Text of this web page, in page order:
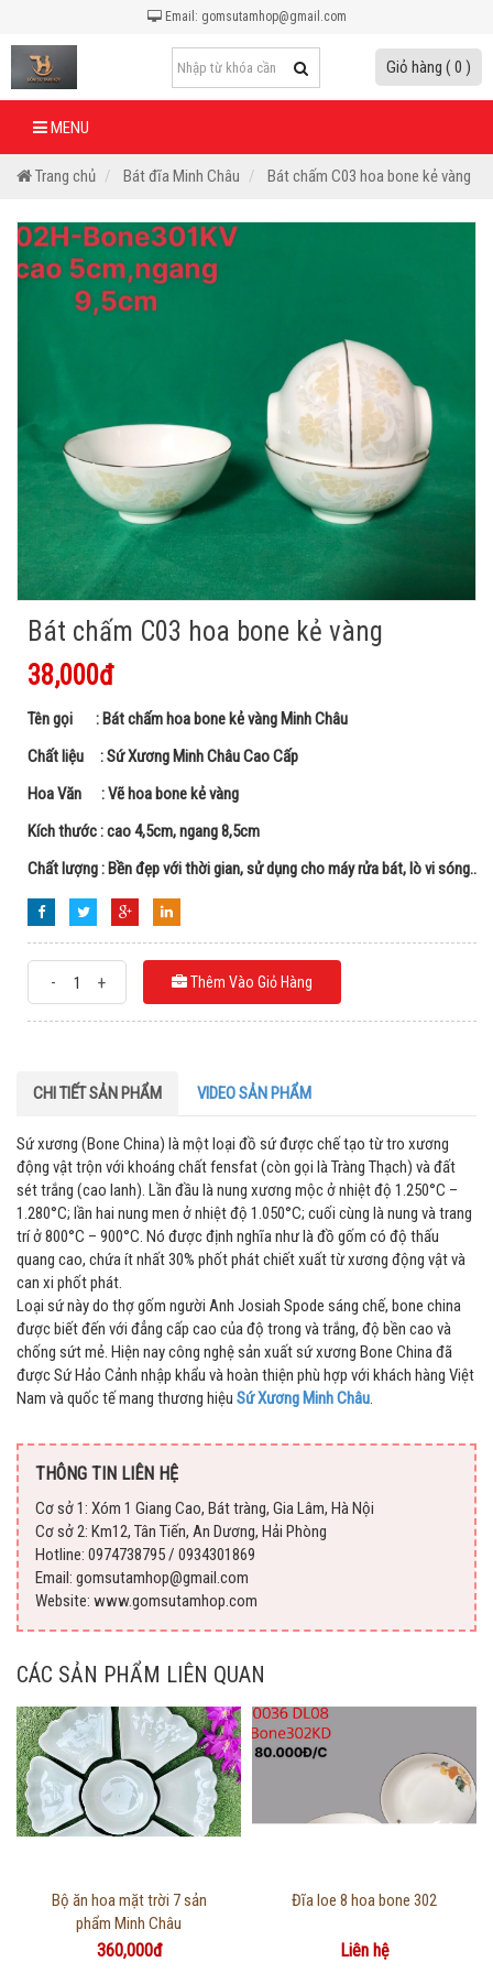
Email: gomsutamhop@gmail.com
Giỏ hàng ( 0 )
MENU
Trang chủ Bát đĩa Minh Châu Bát chấm C03 hoa bone kẻ vàng
Bát chấm C03 hoa bone kẻ vàng
38,000đ
Tên gọi : Bát chấm hoa bone kẻ vàng Minh Châu
Chất liệu : Sứ Xương Minh Châu Cao Cấp
Hoa Văn : Vẽ hoa bone kẻ vàng
Kích thước : cao 4,5cm, ngang 8,5cm
Chất lượng : Bền đẹp với thời gian, sử dụng cho máy rửa bát, lò vi sóng..
- + Thêm Vào Giỏ Hàng
CHI TIẾT SẢN PHẨM VIDEO SẢN PHẨM
Sứ xương (Bone China) là một loại đồ sứ được chế tạo từ tro xương
động vật trộn với khoáng chất fensfat (còn gọi là Tràng Thạch) và đất
sét trắng (cao lanh). Lần đầu là nung xương mộc ở nhiệt độ 1.250°C –
1.280°C; lần hai nung men ở nhiệt độ 1.050°C; cuối cùng là nung và trang
trí ở 800°C – 900°C. Nó được định nghĩa như là đồ gốm có độ thấu
quang cao, chứa ít nhất 30% phốt phát chiết xuất từ xương động vật và
can xi phốt phát.
Loại sứ này do thợ gốm người Anh Josiah Spode sáng chế, bone china
được biết đến với đẳng cấp cao của độ trong và trắng, độ bền cao và
chống sứt mẻ. Hiện nay công nghệ sản xuất sứ xương Bone China đã
được Sứ Hảo Cảnh nhập khẩu và hoàn thiện phù hợp với khách hàng Việt
Nam và quốc tế mang thương hiệu Sứ Xương Minh Châu.
THÔNG TIN LIÊN HỆ
Cơ sở 1: Xóm 1 Giang Cao, Bát tràng, Gia Lâm, Hà Nội
Cơ sở 2: Km12, Tân Tiến, An Dương, Hải Phòng
Hotline: 0974738795 / 0934301869
Email: gomsutamhop@gmail.com
Website: www.gomsutamhop.com
CÁC SẢN PHẨM LIÊN QUAN
Thông tin chi tiết
Bộ ăn hoa mặt trời 7 sản
phẩm Minh Châu
360,000đ
Thông tin chi tiết
Đĩa loe 8 hoa bone 302
Liên hệ